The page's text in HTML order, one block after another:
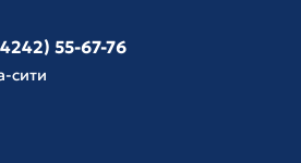
55-67-76
сити